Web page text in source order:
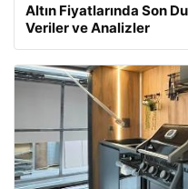
Altın Fiyatlarında Son
Veriler ve Analizler